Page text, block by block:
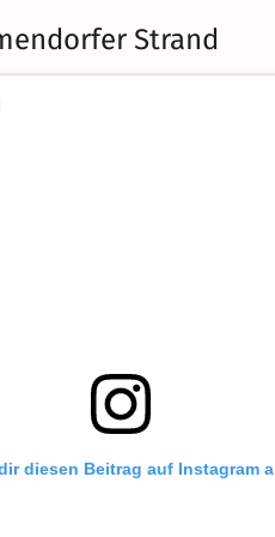
Strand
diesen Beitrag auf Instagram